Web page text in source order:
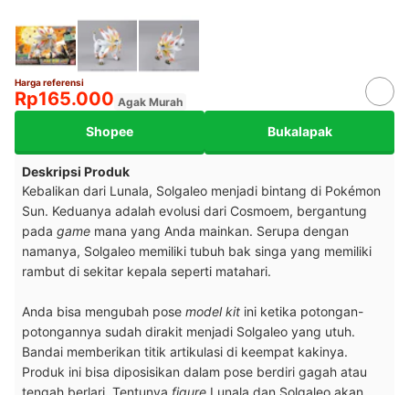
Harga referensi
Rp165.000 Agak Murah
Shopee Bukalapak
Deskripsi Produk
Kebalikan dari Lunala, Solgaleo menjadi bintang di Pokémon
Sun. Keduanya adalah evolusi dari Cosmoem, bergantung
pada game mana yang Anda mainkan. Serupa dengan
namanya, Solgaleo memiliki tubuh bak singa yang memiliki
rambut di sekitar kepala seperti matahari.
Anda bisa mengubah pose model kit ini ketika potongan-
potongannya sudah dirakit menjadi Solgaleo yang utuh.
Bandai memberikan titik artikulasi di keempat kakinya.
Produk ini bisa diposisikan dalam pose berdiri gagah atau
tengah berlari. Tentunya figure Lunala dan Solgaleo akan